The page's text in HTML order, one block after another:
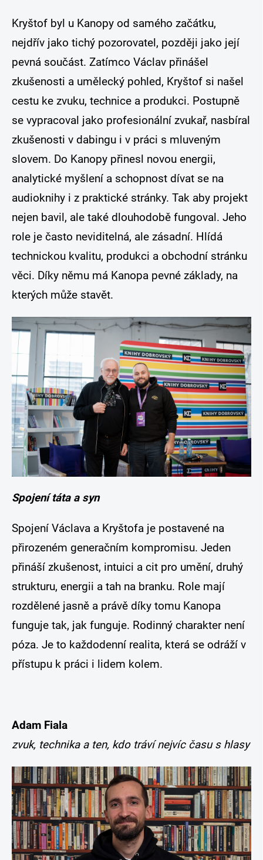
Kryštof byl u Kanopy od samého začátku,
nejdřív jako tichý pozorovatel, později jako její
pevná součást. Zatímco Václav přinášel
zkušenosti a umělecký pohled, Kryštof si našel
cestu ke zvuku, technice a produkci. Postupně
se vypracoval jako profesionální zvukař, nasbíral
zkušenosti v dabingu i v práci s mluveným
slovem. Do Kanopy přinesl novou energii,
analytické myšlení a schopnost dívat se na
audioknihy i z praktické stránky. Tak aby projekt
nejen bavil, ale také dlouhodobě fungoval. Jeho
role je často neviditelná, ale zásadní. Hlídá
technickou kvalitu, produkci a obchodní stránku
věci. Díky němu má Kanopa pevné základy, na
kterých může stavět.
Spojení táta a syn
Spojení Václava a Kryštofa je postavené na
přirozeném generačním kompromisu. Jeden
přináší zkušenost, intuici a cit pro umění, druhý
strukturu, energii a tah na branku. Role mají
rozdělené jasně a právě díky tomu Kanopa
funguje tak, jak funguje. Rodinný charakter není
póza. Je to každodenní realita, která se odráží v
přístupu k práci i lidem kolem.
Adam Fiala
zvuk, technika a ten, kdo tráví nejvíc času s hlasy